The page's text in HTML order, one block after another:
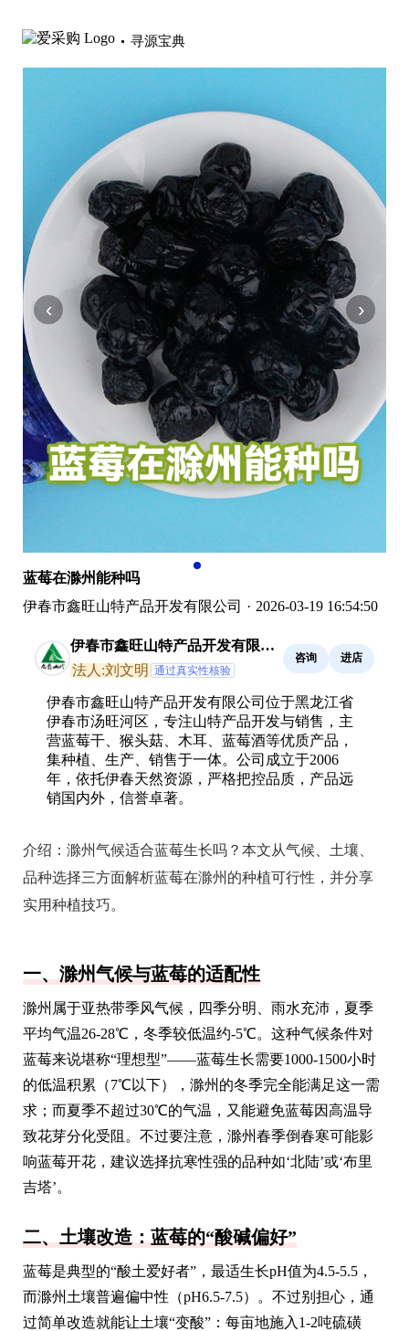
寻源宝典
‹ ›
蓝莓在滁州能种吗
伊春市鑫旺山特产品开发有限公司 · 2026-03-19 16:54:50
伊春市鑫旺山特产品开发有限公
司
法人:刘文明 通过真实性核验
咨询 进店
伊春市鑫旺山特产品开发有限公司位于黑龙江省
伊春市汤旺河区，专注山特产品开发与销售，主
营蓝莓干、猴头菇、木耳、蓝莓酒等优质产品，
集种植、生产、销售于一体。公司成立于2006
年，依托伊春天然资源，严格把控品质，产品远
销国内外，信誉卓著。
介绍： 滁州气候适合蓝莓生长吗？本文从气候、土壤、
品种选择三方面解析蓝莓在滁州的种植可行性，并分享
实用种植技巧。
一、滁州气候与蓝莓的适配性
滁州属于亚热带季风气候，四季分明、雨水充沛，夏季
平均气温26-28℃，冬季较低温约-5℃。这种气候条件对
蓝莓来说堪称“理想型”——蓝莓生长需要1000-1500小时
的低温积累（7℃以下），滁州的冬季完全能满足这一需
求；而夏季不超过30℃的气温，又能避免蓝莓因高温导
致花芽分化受阻。不过要注意，滁州春季倒春寒可能影
响蓝莓开花，建议选择抗寒性强的品种如‘北陆’或‘布里
吉塔’。
二、土壤改造：蓝莓的“酸碱偏好”
蓝莓是典型的“酸土爱好者”，最适生长pH值为4.5-5.5，
而滁州土壤普遍偏中性（pH6.5-7.5）。不过别担心，通
过简单改造就能让土壤“变酸”：每亩地施入1-2吨硫磺